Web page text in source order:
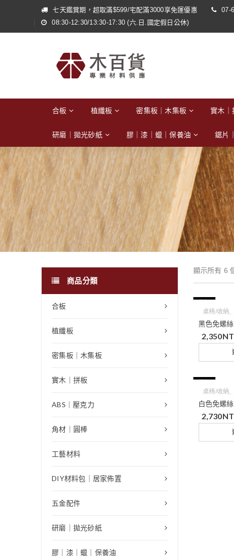
七天鑑賞期，超取滿$599/宅配滿3000享免運優惠
07-
08:30-12:30/13:30-17:30 (六.日.國定假日公休)
合板 植纖板 密集板｜木集板 實木｜
研磨｜拋光砂紙 膠｜漆｜蠟｜保養油 鋸片
商品分類
合板
植纖板
密集板｜木集板
實木｜拼板
ABS｜壓克力
角材｜圓棒
工藝材料
DIY材料包｜居家佈置
五金配件
研磨｜拋光砂紙
膠｜漆｜蠟｜保養油
顯示所有 6
桌椅/收納
黑色免螺
2,350
桌椅/收納
白色免螺
2,730